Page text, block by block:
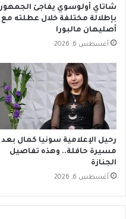
شاتاي أولوسوي يفاجئ الجمهور
بإطلالة مختلفة خلال عطلته مع
أصليهان مالبورا
أغسطس 6, 2026
رحيل الإعلامية سونيا كمال بعد
مسيرة حافلة.. وهذه تفاصيل
الجنازة
أغسطس 6, 2026